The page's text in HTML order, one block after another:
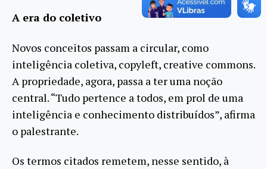
A era do coletivo
Novos conceitos passam a circular, como
inteligência coletiva, copyleft, creative commons.
A propriedade, agora, passa a ter uma noção
central. “Tudo pertence a todos, em prol de uma
inteligência e conhecimento distribuídos”, afirma
o palestrante.
Os termos citados remetem, nesse sentido, à